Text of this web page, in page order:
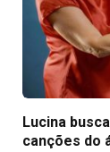
Lucina
canções do